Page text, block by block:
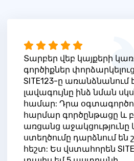
Տարբեր վեբ կայքերի
գործիքներ
SITE123-ը առանձնանում
լավագույնը ինձ նման
համար: Դրա
հարմար գործընթացը և
առցանց աջակցությունը
ստեղծումը դարձնում են
հեշտ: Ես վստահորեն